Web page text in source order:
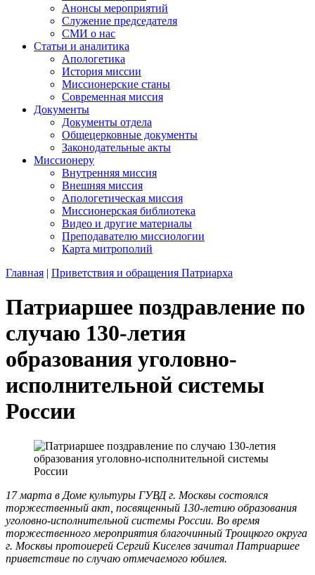
Анонсы мероприятий
Служение председателя
СМИ о нас
Статьи и аналитика
Апологетика
История миссии
Миссионерские станы
Современная миссия
Документы
Документы отдела
Общецерковные документы
Законодательные акты
Миссионеру
Внутренняя миссия
Внешняя миссия
Апологетическая миссия
Миссионерская библиотека
Видео и другие материалы
Преподавателю миссиологии
Карта митрополий
Главная | Приветствия и обращения Патриарха
Патриаршее поздравление по
случаю 130-летия
образования уголовно-
исполнительной системы
России
17 марта в Доме культуры ГУВД г. Москвы состоялся
торжественный акт, посвященный 130-летию образования
уголовно-исполнительной системы России. Во время
торжественного мероприятия благочинный Троицкого округа
г. Москвы протоиерей Сергий Киселев зачитал Патриаршее
приветствие по случаю отмечаемого юбилея.